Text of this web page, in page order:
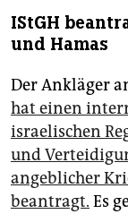
fragen & hilfe
abo
genossenschaft
epaper login
IStGH
und Hamas
Der Ankläger
hat einen
israelischen
und
angeblicher
beantragt. Es